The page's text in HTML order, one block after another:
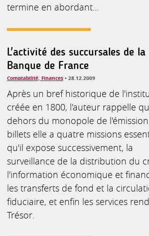
termine en abordant...
L'activité des succursales de la
Banque de France
Comptabilité, Finances • 28.12.2009
Après un bref historique de
créée en 1800, l'auteur rappelle
dehors du monopole de
billets elle a quatre missions
qu'il expose successivement, la
surveillance de la distribution du
l'information économique et
les transferts de fond et la
fiduciaire, et enfin les services
Trésor.